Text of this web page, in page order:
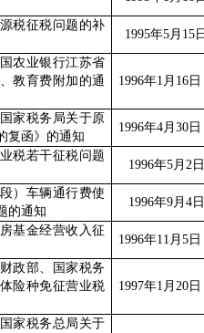
税征税问题的补
1995年5月 15
农业银行江苏省
教育费附加的通
1996年1 月 16 日
家税务局关于原
复函》的通知
1996年4月 30 日
税若干征税问题
1996年5月 2日
）车辆通行费使
的通知
1996年9月 4日
基金经营收入征
1996年11 月 5 日
政部、国家税务
险种免征营业税
1997年1 月 20 日
家税务总局关于